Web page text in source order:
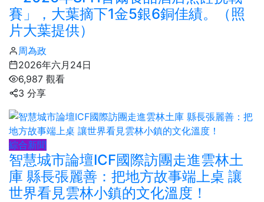
賽」，大葉摘下1金5銀6銅佳績。（照
片大葉提供）
周為政
2026年六月24日
6,987 觀看
3 分享
綜合新聞
智慧城市論壇ICF國際訪團走進雲林土
庫 縣長張麗善：把地方故事端上桌 讓
世界看見雲林小鎮的文化溫度！